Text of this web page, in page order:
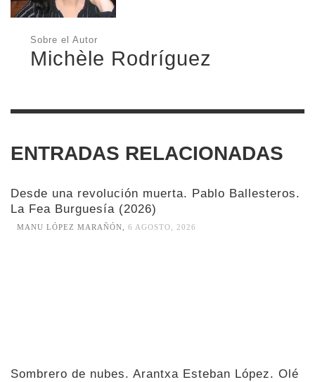
Sobre el Autor
Michèle Rodríguez
ENTRADAS RELACIONADAS
Desde una revolución muerta. Pablo Ballesteros.
La Fea Burguesía (2026)
MANU LÓPEZ MARAÑÓN 6 AGOSTO, 2026
Sombrero de nubes. Arantxa Esteban López. Olé